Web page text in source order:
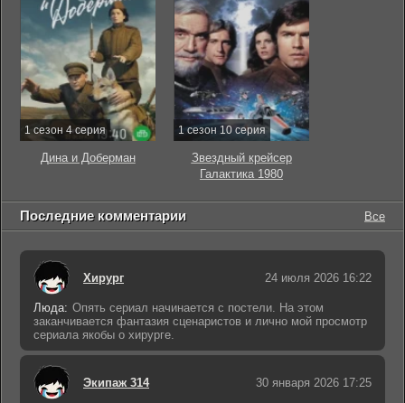
1 сезон 4 серия
Дина и Доберман
1 сезон 10 серия
Звездный крейсер
Галактика 1980
Последние комментарии Все
Хирург 24 июля 2026 16:22
Люда: Опять сериал начинается с постели. На этом
заканчивается фантазия сценаристов и лично мой просмотр
сериала якобы о хирурге.
Экипаж 314 30 января 2026 17:25